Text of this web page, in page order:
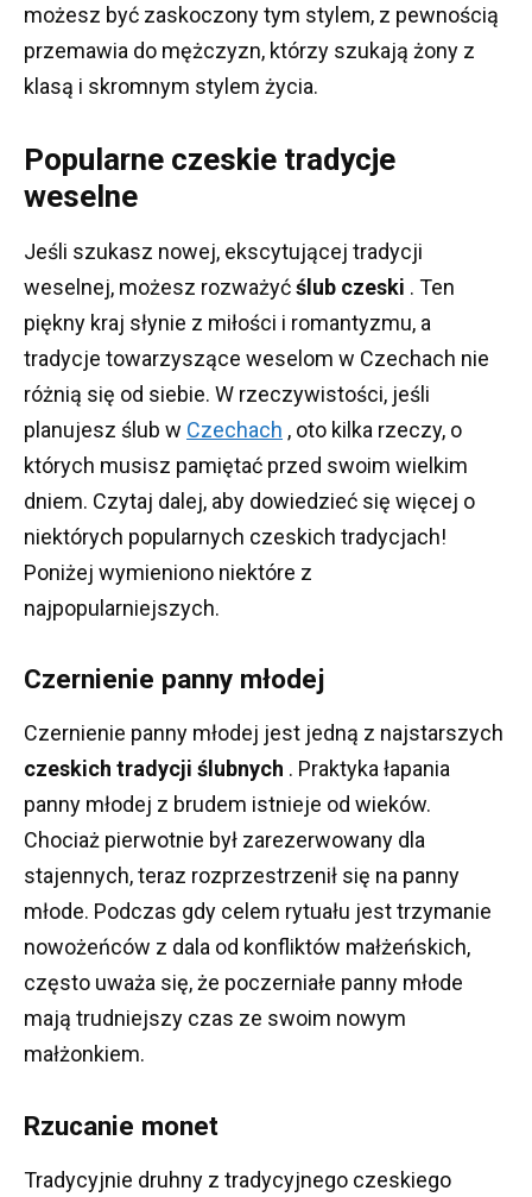
możesz być zaskoczony tym stylem, z pewnością
przemawia do mężczyzn, którzy szukają żony z
klasą i skromnym stylem życia.
Popularne czeskie tradycje
weselne
Jeśli szukasz nowej, ekscytującej tradycji
weselnej, możesz rozważyćślub czeski . Ten
piękny kraj słynie z miłości i romantyzmu, a
tradycje towarzyszące weselom w Czechach nie
różnią się od siebie. W rzeczywistości, jeśli
planujesz ślub w Czechach , oto kilka rzeczy, o
których musisz pamiętać przed swoim wielkim
dniem. Czytaj dalej, aby dowiedzieć się więcej o
niektórych popularnych czeskich tradycjach!
Poniżej wymieniono niektóre z
najpopularniejszych.
Czernienie panny młodej
Czernienie panny młodej jest jedną z najstarszych
czeskich tradycji ślubnych . Praktyka łapania
panny młodej z brudem istnieje od wieków.
Chociaż pierwotnie był zarezerwowany dla
stajennych, teraz rozprzestrzenił się na panny
młode. Podczas gdy celem rytuału jest trzymanie
nowożeńców z dala od konfliktów małżeńskich,
często uważa się, że poczerniałe panny młode
mają trudniejszy czas ze swoim nowym
małżonkiem.
Rzucanie monet
Tradycyjnie druhny z tradycyjnego czeskiego